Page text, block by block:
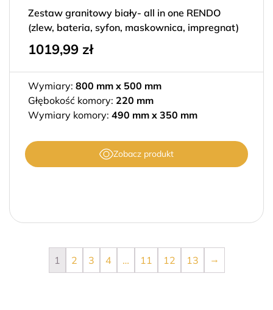
Zestaw granitowy biały- all in one RENDO
(zlew, bateria, syfon, maskownica, impregnat)
1019,99 zł
Wymiary: 800 mm x 500 mm
Głębokość komory: 220 mm
Wymiary komory: 490 mm x 350 mm
Zobacz produkt
1 2 3 4 … 11 12 13 →